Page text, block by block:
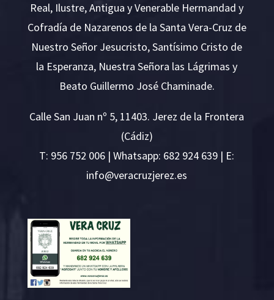
Real, Ilustre, Antigua y Venerable Hermandad y
Cofradía de Nazarenos de la Santa Vera-Cruz de
Nuestro Señor Jesucristo, Santísimo Cristo de
la Esperanza, Nuestra Señora las Lágrimas y
Beato Guillermo José Chaminade.
Calle San Juan nº 5, 11403. Jerez de la Frontera
(Cádiz)
T: 956 752 006 | Whatsapp: 682 924 639 | E:
se.ze
rejzu
rcare
v@ofn
i